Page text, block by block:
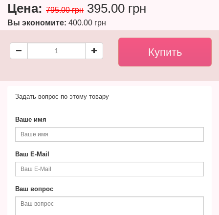
Цена: 795.00 грн 395.00 грн
Вы экономите: 400.00 грн
Задать вопрос по этому товару
Ваше имя
Ваш E-Mail
Ваш вопрос